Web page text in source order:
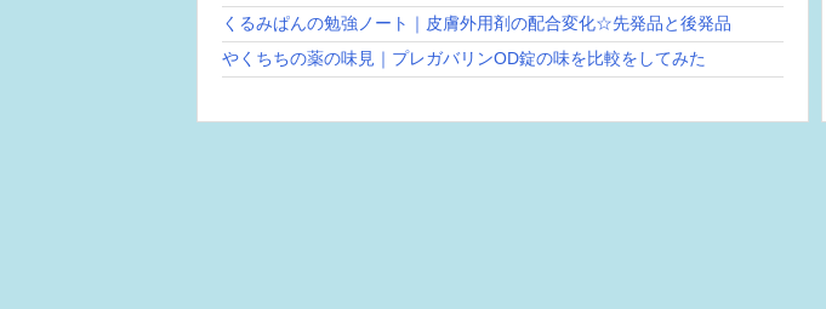
くるみぱんの勉強ノート｜皮膚外用剤の配合変化☆先発品と後発品
やくちちの薬の味見｜プレガバリンOD錠の味を比較をしてみた